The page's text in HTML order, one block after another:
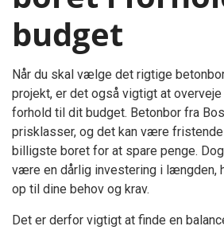
budget
Når du skal vælge det rigtige
projekt, er det også vigtigt at
forhold til dit budget. Betonbor fra
prisklasser, og det kan være
billigste boret for at spare penge.
være en dårlig investering i længden,
op til dine behov og krav.
Det er derfor vigtigt at finde en